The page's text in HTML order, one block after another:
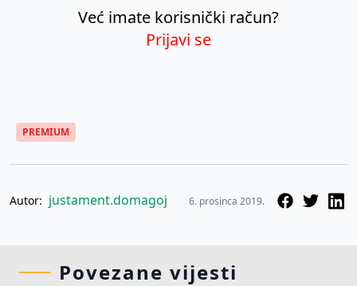
Već imate korisnički račun?
Prijavi se
PREMIUM
Autor: justament.domagoj 6. prosinca 2019.
Povezane vijesti